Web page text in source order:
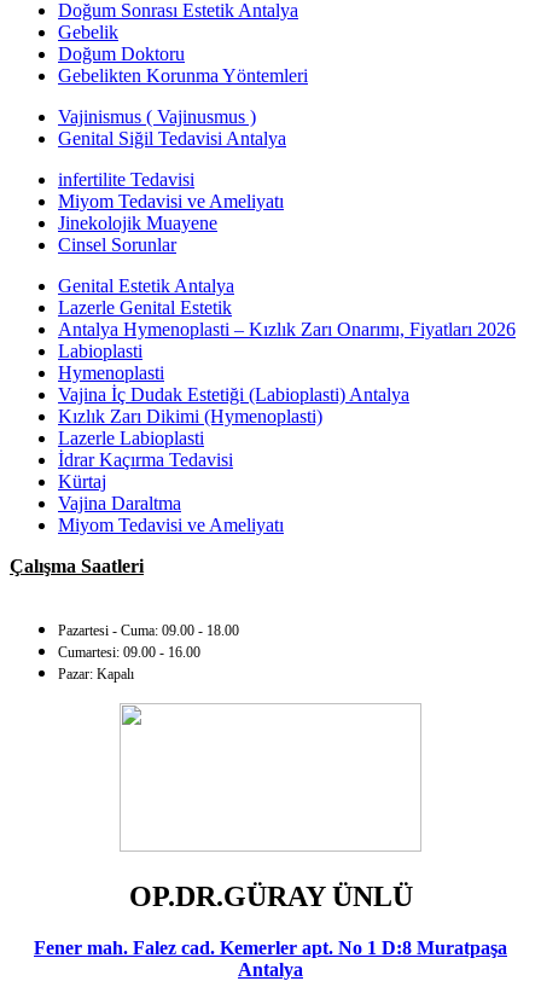
Doğum Sonrası Estetik Antalya
Gebelik
Doğum Doktoru
Gebelikten Korunma Yöntemleri
Vajinismus ( Vajinusmus )
Genital Siğil Tedavisi Antalya
infertilite Tedavisi
Miyom Tedavisi ve Ameliyatı
Jinekolojik Muayene
Cinsel Sorunlar
Genital Estetik Antalya
Lazerle Genital Estetik
Antalya Hymenoplasti – Kızlık Zarı Onarımı, Fiyatları 2026
Labioplasti
Hymenoplasti
Vajina İç Dudak Estetiği (Labioplasti) Antalya
Kızlık Zarı Dikimi (Hymenoplasti)
Lazerle Labioplasti
İdrar Kaçırma Tedavisi
Kürtaj
Vajina Daraltma
Miyom Tedavisi ve Ameliyatı
Çalışma Saatleri
Pazartesi - Cuma: 09.00 - 18.00
Cumartesi: 09.00 - 16.00
Pazar: Kapalı
OP.DR.GÜRAY ÜNLÜ
Fener mah. Falez cad. Kemerler apt. No 1 D:8 Muratpaşa
Antalya